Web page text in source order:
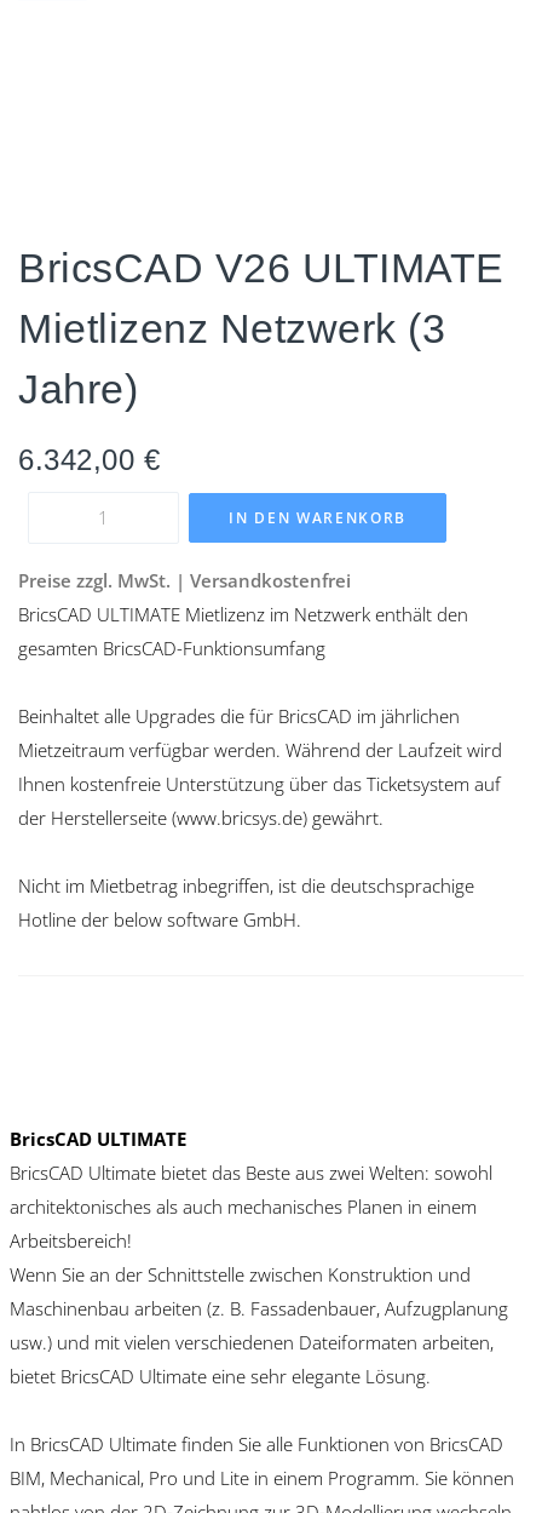
BricsCAD V26 ULTIMATE
Mietlizenz Netzwerk (3
Jahre)
6.342,00 €
IN DEN WARENKORB
Preise zzgl. MwSt. | Versandkostenfrei
BricsCAD ULTIMATE Mietlizenz im Netzwerk enthält den
gesamten BricsCAD-Funktionsumfang
Beinhaltet alle Upgrades die für BricsCAD im jährlichen
Mietzeitraum verfügbar werden. Während der Laufzeit wird
Ihnen kostenfreie Unterstützung über das Ticketsystem auf
der Herstellerseite (www.bricsys.de) gewährt.
Nicht im Mietbetrag inbegriffen, ist die deutschsprachige
Hotline der below software GmbH.
BricsCAD ULTIMATE
BricsCAD Ultimate bietet das Beste aus zwei Welten: sowohl
architektonisches als auch mechanisches Planen in einem
Arbeitsbereich!
Wenn Sie an der Schnittstelle zwischen Konstruktion und
Maschinenbau arbeiten (z. B. Fassadenbauer, Aufzugplanung
usw.) und mit vielen verschiedenen Dateiformaten arbeiten,
bietet BricsCAD Ultimate eine sehr elegante Lösung.
In BricsCAD Ultimate finden Sie alle Funktionen von BricsCAD
BIM, Mechanical, Pro und Lite in einem Programm. Sie können